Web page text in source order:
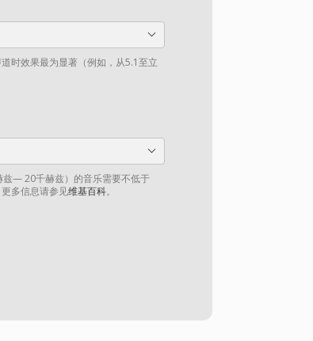
时效果最为显著（例如，从5.1至立
— 20千赫兹）的音乐需要不低于
多信息请参见维基百科。